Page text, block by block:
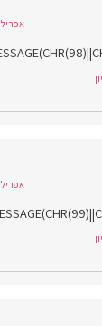
אפריל 30, 2024 בשעה 14:54
אפריל 30, 2024 בשעה 14:54